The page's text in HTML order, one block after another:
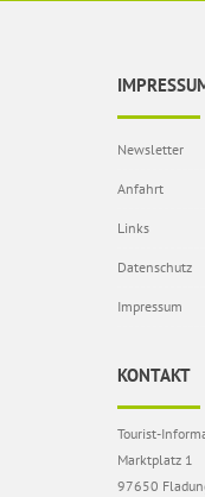
Newsletter
Anfahrt
Links
Datenschutz
Impressum
KONTAKT
Tourist-
Marktplatz 1
97650